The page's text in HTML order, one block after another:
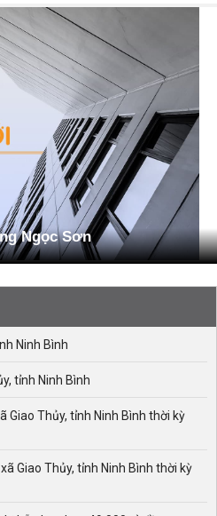
Ngọc Sơn
Ninh Bình
tỉnh Ninh Bình
Giao Thủy, tỉnh Ninh Bình thời kỳ
Giao Thủy, tỉnh Ninh Bình thời kỳ